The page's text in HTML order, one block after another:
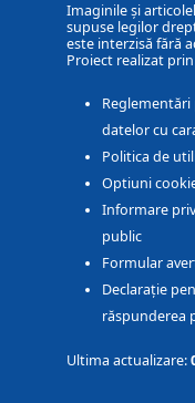
Imaginile și
supuse legilor
este interzisă fără
Proiect realizat
datelor cu
Politica de
Optiuni
Informare
public
Formular
Declarație
răspunderea
Ultima actualizare: